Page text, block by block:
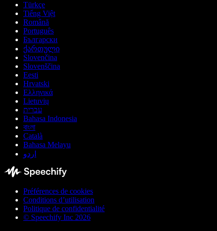
Türkçe
Tiếng Việt
Română
Português
Български
ქართული
Slovenčina
Slovenščina
Eesti
Hrvatski
Ελληνικά
Lietuvių
עברית
Bahasa Indonesia
বাংলা
Català
Bahasa Melayu
اردو
Préférences de cookies
Conditions d’utilisation
Politique de confidentialité
© Speechify Inc 2026